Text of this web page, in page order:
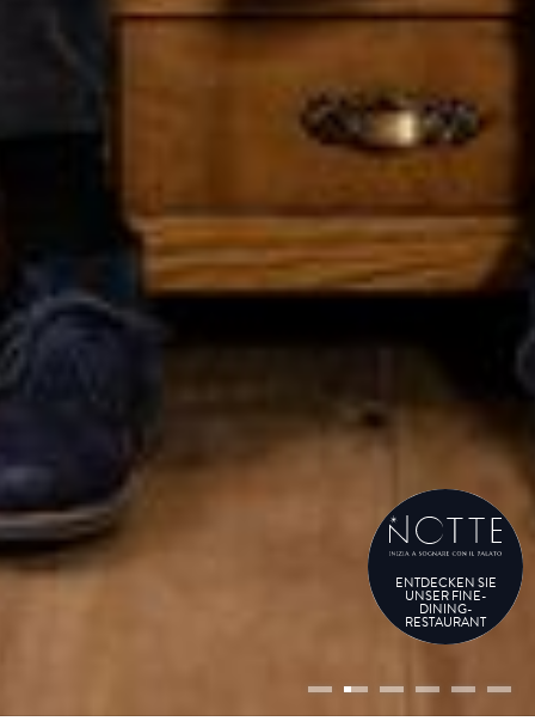
ENTDECKEN SIE
UNSER FINE-
DINING-
RESTAURANT